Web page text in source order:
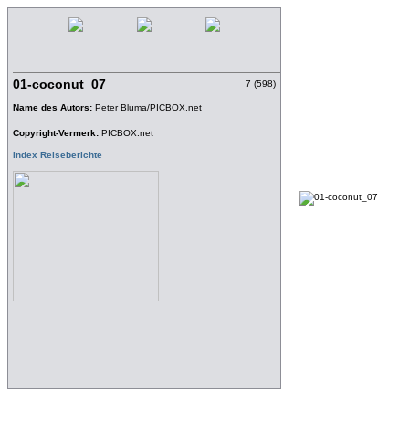
01-coconut_07
Name des Autors: Peter Bluma/PICBOX.net
Copyright-Vermerk: PICBOX.net
Index Reiseberichte
7 (598)